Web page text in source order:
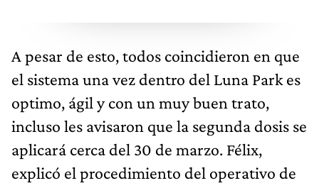
A pesar de esto, todos coincidieron en que
el sistema una vez dentro del Luna Park es
optimo, ágil y con un muy buen trato,
incluso les avisaron que la segunda dosis se
aplicará cerca del 30 de marzo. Félix,
explicó el procedimiento del operativo de